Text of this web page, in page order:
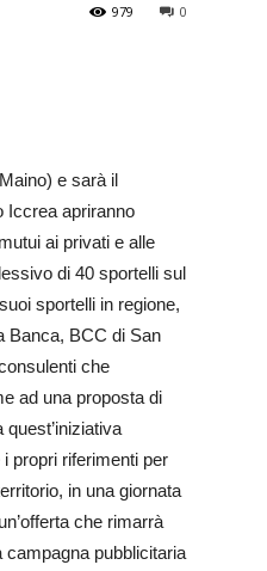
0
979
e sarà il
Iccrea apriranno
ai privati e alle
di 40 sportelli sul
sportelli in regione,
Ban­ca, BCC di San
che
ad una proposta di
propri riferimenti per
in una giornata
che rimarrà
campagna pubblicitaria